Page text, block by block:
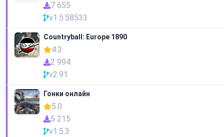
7 655
v1.5.58533
Countryball: Europe 1890
4.3
2 994
v2.91
Гонки онлайн
5.0
5 215
v1.5.3